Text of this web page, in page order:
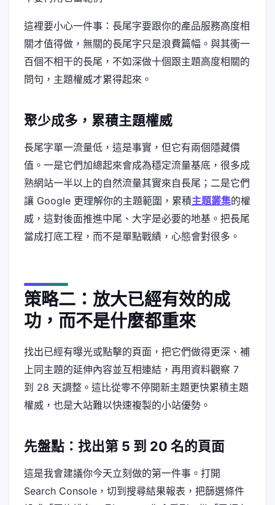
這裡要小心一件事：長尾字要跟你的產品服務高度相
關才值得做，無關的長尾字只是浪費篇幅。與其衝一
百個不相干的長尾，不如深做十個跟主題高度相關的
問句，主題權威才累得起來。
聚少成多，累積主題權威
長尾字單一流量低，這是事實，但它有兩個隱藏價
值。一是它們加總起來會成為穩定流量基底，很多成
熟網站一半以上的自然流量其實來自長尾；二是它們
讓 Google 更理解你的主題範圍，累積主題叢集的權
威，這對後面推進中尾、大字是必要的地基。把長尾
當成打底工程，而不是單點戰績，心態會對很多。
策略二：放大已經有效的成
功，而不是什麼都重來
找出已經有曝光或點擊的頁面，把它們做得更深、補
上同主題的延伸內容並互相連結，再用資料觀察 7
到 28 天調整。這比從零不停開新主題更快累積主題
權威，也是大站難以快速複製的小站優勢。
先盤點：找出第 5 到 20 名的頁面
這是我會建議你今天立刻做的第一件事。打開
Search Console，切到搜尋結果報表，把篩選條件